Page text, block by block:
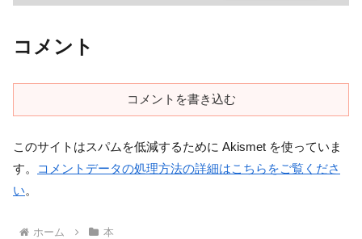
コメント
コメントを書き込む
このサイトはスパムを低減するために Akismet を使っていま
す。
コメントデータの処理方法の詳細はこちらをご覧くださ
い。
ホーム 本